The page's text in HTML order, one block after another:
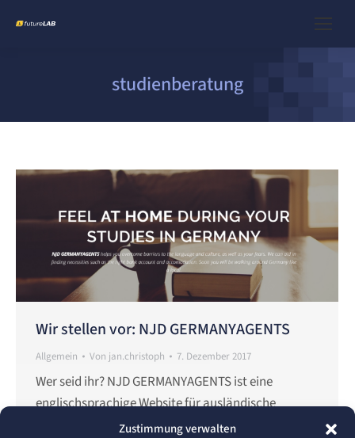
Zustimmung verwalten
studienberatung
Wir stellen vor: NJD GERMANYAGENTS
Allgemein Von jan.christoph 7. Dezember 2017
Wer seid ihr? NJD GERMANYAGENTS ist eine
englischsprachige Website für ausländische
Studenten, welches ihnen Hilfe und einen Leitfaden